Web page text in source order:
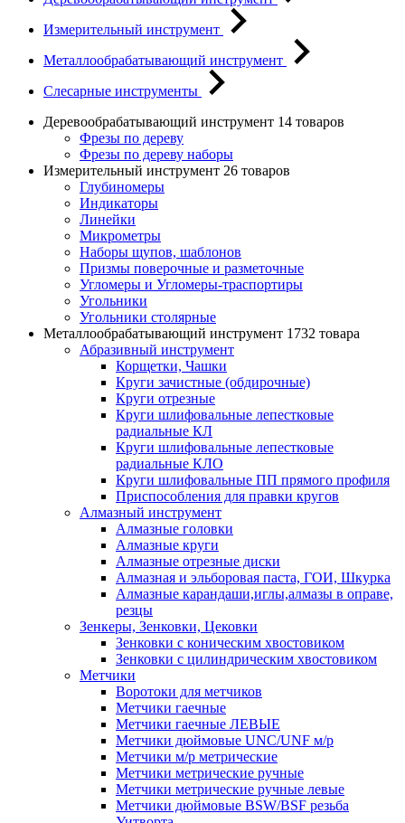
Измерительный инструмент
Металлообрабатывающий инструмент
Слесарные инструменты
Деревообрабатывающий инструмент 14 товаров
Фрезы по дереву
Фрезы по дереву наборы
Измерительный инструмент 26 товаров
Глубиномеры
Индикаторы
Линейки
Микрометры
Наборы щупов, шаблонов
Призмы поверочные и разметочные
Угломеры и Угломеры-траспортиры
Угольники
Угольники столярные
Металлообрабатывающий инструмент 1732 товара
Абразивный инструмент
Корщетки, Чашки
Круги зачистные (обдирочные)
Круги отрезные
Круги шлифовальные лепестковые
радиальные КЛ
Круги шлифовальные лепестковые
радиальные КЛО
Круги шлифовальные ПП прямого профиля
Приспособления для правки кругов
Алмазный инструмент
Алмазные головки
Алмазные круги
Алмазные отрезные диски
Алмазная и эльборовая паста, ГОИ, Шкурка
Алмазные карандаши,иглы,алмазы в оправе,
резцы
Зенкеры, Зенковки, Цековки
Зенковки с коническим хвостовиком
Зенковки с цилиндрическим хвостовиком
Метчики
Воротоки для метчиков
Метчики гаечные
Метчики гаечные ЛЕВЫЕ
Метчики дюймовые UNC/UNF м/р
Метчики м/р метрические
Метчики метрические ручные
Метчики метрические ручные левые
Метчики дюймовые BSW/BSF резьба